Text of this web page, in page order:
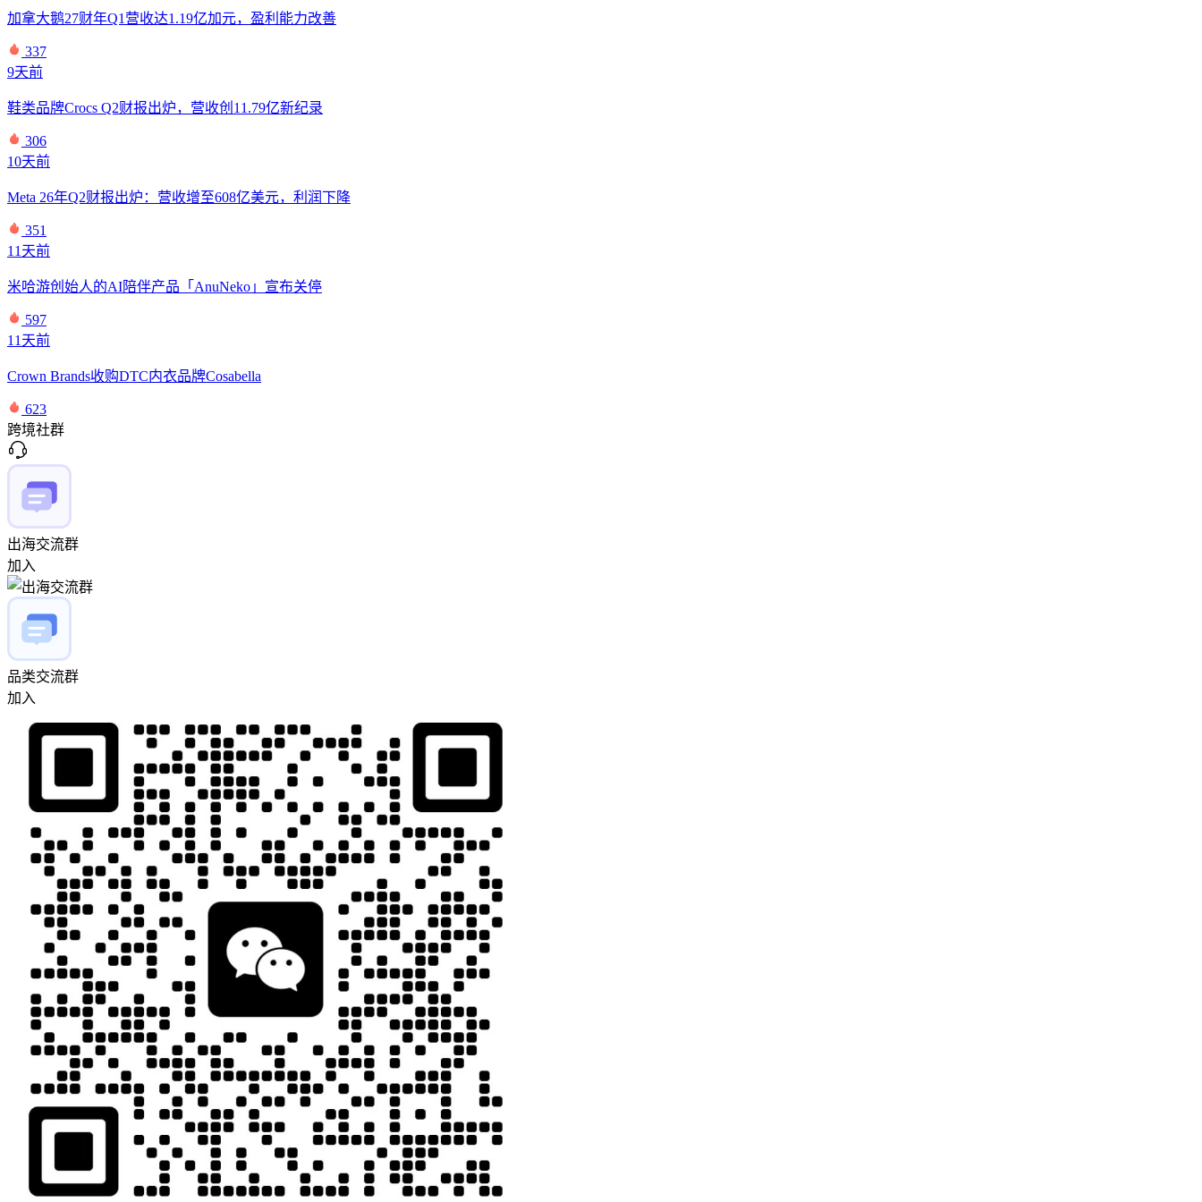
加拿大鹅27财年Q1营收达1.19亿加元，盈利能力改善
337
9天前
鞋类品牌Crocs Q2财报出炉，营收创11.79亿新纪录
306
10天前
Meta 26年Q2财报出炉：营收增至608亿美元，利润下降
351
11天前
米哈游创始人的AI陪伴产品「AnuNeko」宣布关停
597
11天前
Crown Brands收购DTC内衣品牌Cosabella
623
跨境社群
出海交流群
加入
品类交流群
加入